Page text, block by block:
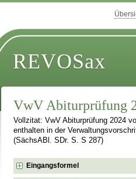
REVOSax
VwV Abiturprüfung
Vollzitat: VwV Abiturprüfung 2024
enthalten in der
(SächsABl. SDr. S. S 287)
Eingangsformel